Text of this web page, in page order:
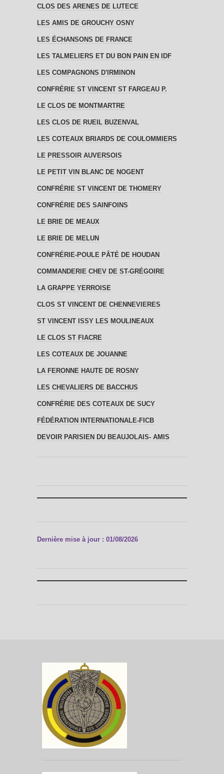
CLOS DES ARENES DE LUTECE
LES AMIS DE GROUCHY OSNY
LES ÉCHANSONS DE FRANCE
LES TALMELIERS ET DU BON PAIN EN IDF
LES COMPAGNONS D'IRMINON
CONFRÉRIE ST VINCENT ST FARGEAU P.
LE CLOS DE MONTMARTRE
LES CLOS DE RUEIL BUZENVAL
LES COTEAUX BRIARDS DE COULOMMIERS
LE PRESSOIR AUVERSOIS
LE PETIT VIN BLANC DE NOGENT
CONFRÉRIE ST VINCENT DE THOMERY
CONFRÉRIE DES SAINFOINS
LE BRIE DE MEAUX
LE BRIE DE MELUN
CONFRÉRIE-POULE PÂTÉ DE HOUDAN
COMMANDERIE CHEV DE ST-GRÉGOIRE
LA GRAPPE YERROISE
CLOS ST VINCENT DE CHENNEVIERES
ST VINCENT ISSY LES MOULINEAUX
LE CLOS ST FIACRE
LES COTEAUX DE JOUANNE
LA FERONNE HAUTE DE ROSNY
LES CHEVALIERS DE BACCHUS
CONFRÉRIE DES COTEAUX DE SUCY
FÉDÉRATION INTERNATIONALE-FICB
DEVOIR PARISIEN DU BEAUJOLAIS- AMIS
Dernière mise à jour : 01/08/2026